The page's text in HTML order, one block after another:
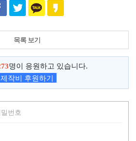
목록 보기
명이 응원하고 있습니다.
제작비 후원하기